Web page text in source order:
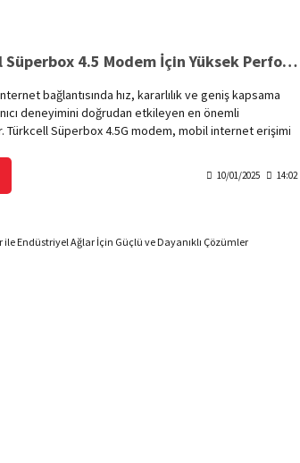
Türkcell Süperbox 4.5 Modem İçin Yüksek Performanslı 9 dBi Anten
bağlantısında hız, kararlılık ve geniş kapsama
deneyimini doğrudan etkileyen en önemli
Türkcell Süperbox 4.5G modem, mobil internet erişimi
Bu gibi durumlarda, yüksek performanslı 9 dBi
modeminizin performansını artırarak kesintisiz
10/01/2025 14:02